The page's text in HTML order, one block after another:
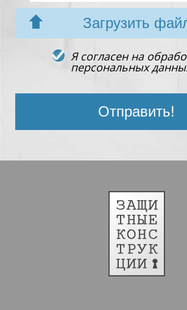
Загрузить
Я согласен на
персональных